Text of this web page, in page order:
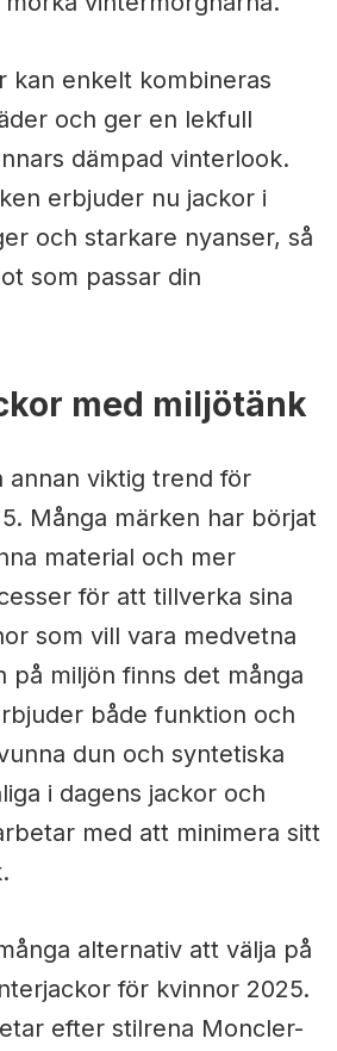
kan enkelt kombineras
och ger en lekfull
dämpad vinterlook.
erbjuder nu jackor i
och starkare nyanser, så
som passar din
med miljötänk
annan viktig trend för
Många märken har börjat
material och mer
för att tillverka sina
som vill vara medvetna
på miljön finns det många
både funktion och
dun och syntetiska
i dagens jackor och
med att minimera sitt
alternativ att välja på
för kvinnor 2025.
efter stilrena Moncler-